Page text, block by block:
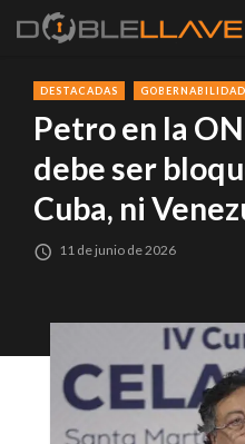
DESTACADAS
Petro en la
debe ser
Cuba, ni
11 de junio de 2026